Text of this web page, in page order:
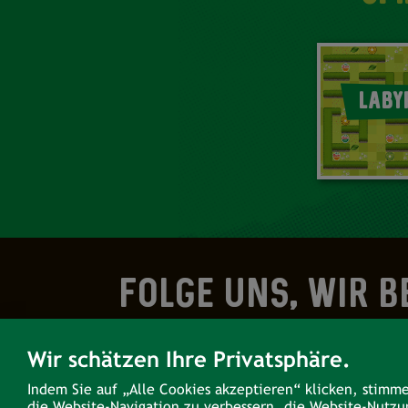
FOLGE UNS, WIR
KONTAKT
Wir schätzen Ihre Privatsphäre.
Indem Sie auf „Alle Cookies akzeptieren“ klicken,